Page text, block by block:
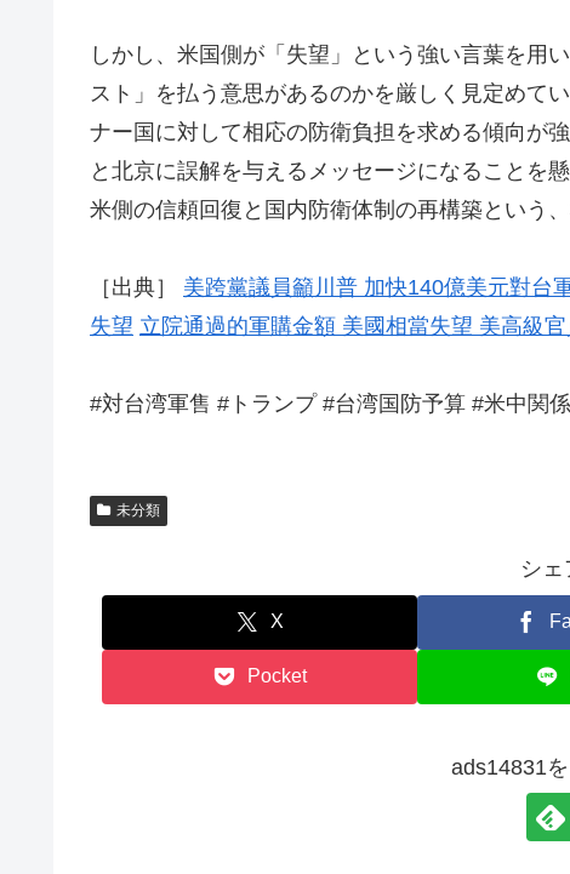
しかし、米国側が「失望」という強い言葉を用
スト」を払う意思があるのかを厳しく見定めて
ナー国に対して相応の防衛負担を求める傾向が
と北京に誤解を与えるメッセージになることを
米側の信頼回復と国内防衛体制の再構築という
［出典］ 美跨黨議員籲川普 加快140億美元對台
失望 立院通過的軍購金額 美國相當失望 美高級
#対台湾軍售 #トランプ #台湾国防予算 #米中関
未分類
シェ
X
Pocket
ads14831